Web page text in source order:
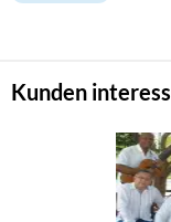
Kunden